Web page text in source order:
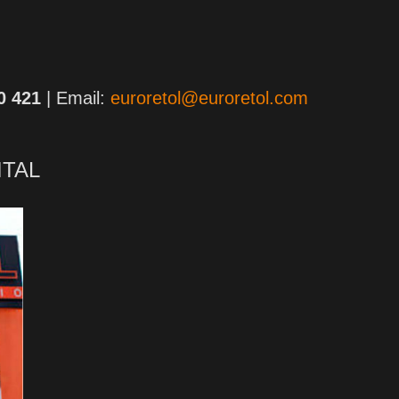
421 | Email: euroretol@euroretol.com